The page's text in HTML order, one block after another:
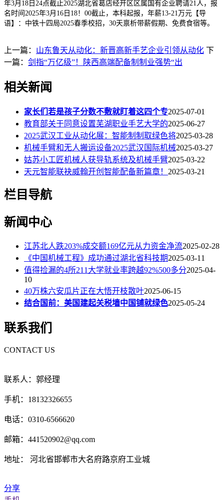
年3月18日24点截止2025湖北省葛店经开区区属国有企业聘请21人，报
名时间2025年3月16日18！00截止，本科起报，年薪13-21万元【导
语】：中铁十四局2025春季校招，30天禀析带薪假期、免费食宿等。
上一篇： 山东鲁天从动化：新晋高新手艺企业引领从动化 下
一篇： 剑指“万亿级”！陕西高端配备制制业强势“出
相关新闻
家长们若是孩子分数不敷就盯着这四个专2025-07-01
教育部关于同意设置芜湖职业手艺大学的2025-06-27
2025武汉工业从动化展：智能制制取绿色将2025-03-28
机械手臂和无人搬运设备2025武汉国际机械2025-03-27
姑苏小工匠机械人获导轨系统及机械手臂2025-03-22
天元智能联袂威翰开创智能配备新篇章！ 2025-03-21
栏目导航
新闻中心
江苏北人跌203%成交额169亿元从力资金净流2025-02-28
《中国机械工程》成功通过湖北省科技期2025-03-11
值得捡漏的4所211大学就业率跨越92%500多分2025-04-
10
40万株六安瓜片正在大悟开枝散叶2025-06-15
结合国前：美国建起关税墙中国铺就绿色2025-05-24
联系我们
CONTACT US
联系人：郭经理
手机：18132326655
电话：0310-6566620
邮箱：441520902@qq.com
地址： 河北省邯郸市大名府路京府工业城
分享